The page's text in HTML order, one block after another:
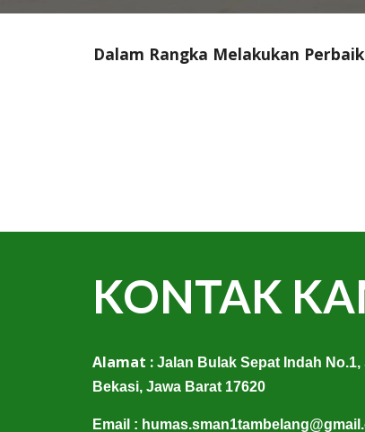
Dalam Rangka Melakukan
KONTAK
Alamat : Jalan Bulak Sepat Indah
Bekasi, Jawa Barat 17620
Email :